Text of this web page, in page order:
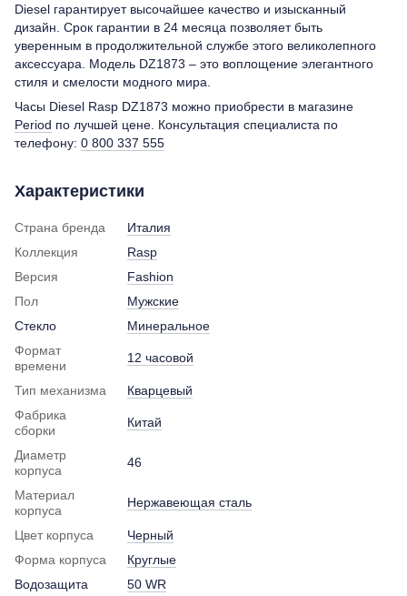
Diesel гарантирует высочайшее качество и изысканный
дизайн. Срок гарантии в 24 месяца позволяет быть
уверенным в продолжительной службе этого великолепного
аксессуара. Модель DZ1873 – это воплощение элегантного
стиля и смелости модного мира.
Часы Diesel Rasp DZ1873 можно приобрести в магазине
Period по лучшей цене. Консультация специалиста по
телефону: 0 800 337 555
Характеристики
Страна бренда
Италия
Коллекция
Rasp
Версия
Fashion
Пол
Мужские
Стекло
Минеральное
Формат
времени
12 часовой
Тип механизма
Кварцевый
Фабрика
сборки
Китай
Диаметр
корпуса
46
Материал
корпуса
Нержавеющая сталь
Цвет корпуса
Черный
Форма корпуса
Круглые
Водозащита
50 WR